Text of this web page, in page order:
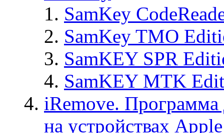
SamKey
SamKey TMO
SamKEY SPR
SamKEY MTK
iRemove. Программа
на устройствах Apple